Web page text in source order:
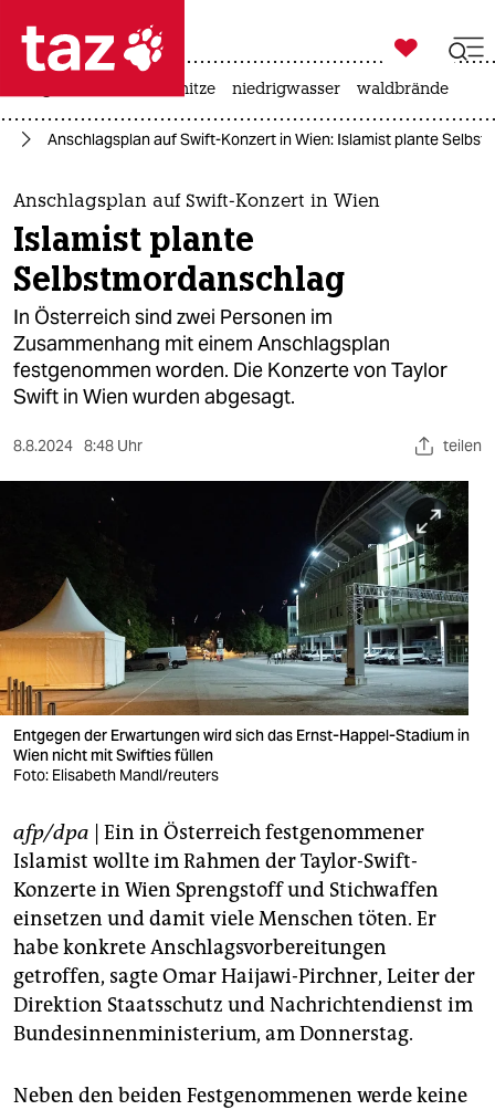
 taz zahl ich
taz zahl ich
themen
politik
öko
gesellschaft
kultur
sport
wahrheit
verlag
verlag
veranstaltungen
shop
fragen & hilfe
unterstützen
abo
genossenschaft
epaper login

taz zahl ich
hitze niedrigwasser waldbrände
Anschlagsplan auf Swift-Konzert in Wien: Islamist plante
Anschlagsplan auf Swift-Konzert in Wien
Islamist plante
Selbstmordanschlag
In Österreich sind zwei Personen im
Zusammenhang mit einem Anschlagsplan
festgenommen worden. Die Konzerte von Taylor
Swift in Wien wurden abgesagt.
8.8.2024 8:48 Uhr teilen
Entgegen der Erwartungen wird sich das Ernst-Happel-Stadium in
Wien nicht mit Swifties füllen
Foto: Elisabeth Mandl/reuters
afp/dpa | Ein in Österreich festgenommener
Islamist wollte im Rahmen der Taylor-Swift-
Konzerte in Wien Sprengstoff und Stichwaffen
einsetzen und damit viele Menschen töten. Er
habe konkrete Anschlagsvorbereitungen
getroffen, sagte Omar Haijawi-Pirchner, Leiter der
Direktion Staatsschutz und Nachrichtendienst im
Bundesinnenministerium, am Donnerstag.
Neben den beiden Festgenommenen werde keine